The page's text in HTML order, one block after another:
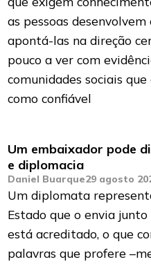
as pessoas
apontá-las na direção
pouco a ver com
comunidades sociais
como confiável
Um embaixador pode
e diplomacia
Daniel Buarque29 agosto
Um diplomata
Estado que o envia
está acreditado, o que
palavras que profere